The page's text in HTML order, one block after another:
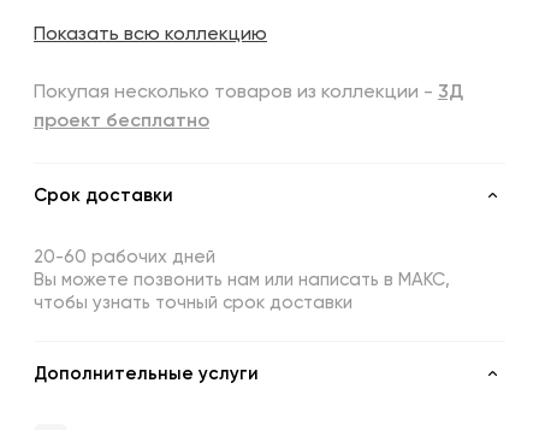
Показать всю коллекцию
Покупая несколько товаров из коллекции - 3Д
проект бесплатно
Срок доставки
20-60 рабочих дней
Вы можете позвонить нам или написать в МАКС,
чтобы узнать точный срок доставки
Дополнительные услуги